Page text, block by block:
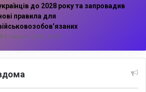
до 2028 року та запровадив
правила для
6 Серпня, 2026, 13:57